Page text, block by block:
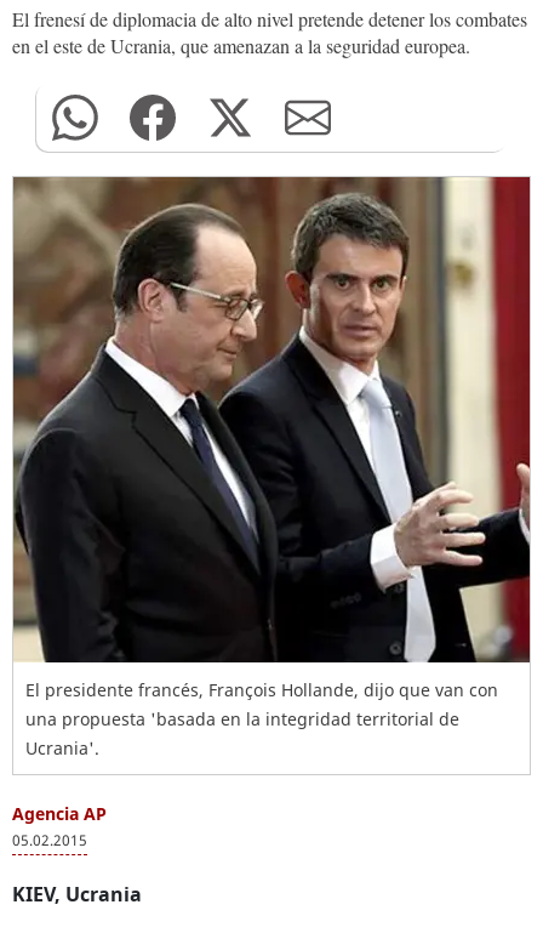
El frenesí de diplomacia de alto nivel pretende detener los combates
en el este de Ucrania, que amenazan a la seguridad europea.
El presidente francés, François Hollande, dijo que van con
una propuesta 'basada en la integridad territorial de
Ucrania'.
Agencia AP
05.02.2015
KIEV, Ucrania